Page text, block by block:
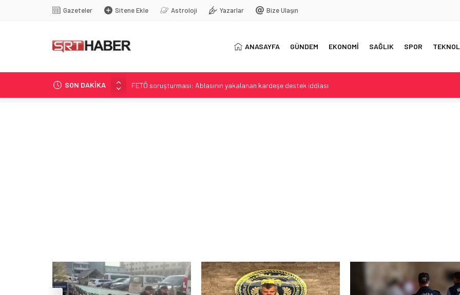
Gazeteler Sitene Ekle Astroloji Yazarlar Bize Ulaşın
ANASAYFA GÜNDEM EKONOMİ SAĞLIK SPOR
SON DAKİKA
FETÖ soruşturması: Ablasının yakalanan kardeşe destek iddiası
İstasyon Caddesi’nde İzinsiz Satışlar ve Kaldırım İhlalleri Denetimde